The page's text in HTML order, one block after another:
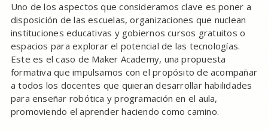
Uno de los aspectos que consideramos clave es poner a
disposición de las escuelas, organizaciones que nuclean
instituciones educativas y gobiernos cursos gratuitos o
espacios para explorar el potencial de las tecnologías.
Este es el caso de Maker Academy, una propuesta
formativa que impulsamos con el propósito de acompañar
a todos los docentes que quieran desarrollar habilidades
para enseñar robótica y programación en el aula,
promoviendo el aprender haciendo como camino.